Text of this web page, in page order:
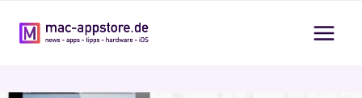
Inhalt